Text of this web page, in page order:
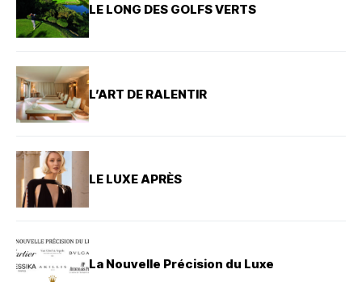
LE LONG DES GOLFS VERTS
L’ART DE RALENTIR
LE LUXE APRÈS
La Nouvelle Précision du Luxe